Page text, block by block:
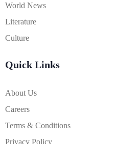
World News
Literature
Culture
Quick Links
About Us
Careers
Terms & Conditions
Privacy Policy